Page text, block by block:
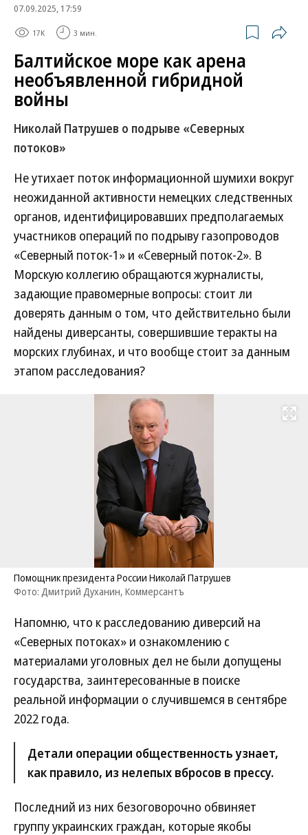
07.09.2025, 17:59
17K 3 мин.
Балтийское море как арена
необъявленной гибридной
войны
Николай Патрушев о подрыве «Северных
потоков»
Не утихает поток информационной шумихи вокруг
неожиданной активности немецких следственных
органов, идентифицировавших предполагаемых
участников операций по подрыву газопроводов
«Северный поток-1» и «Северный поток-2». В
Морскую коллегию обращаются журналисты,
задающие правомерные вопросы: стоит ли
доверять данным о том, что действительно были
найдены диверсанты, совершившие теракты на
морских глубинах, и что вообще стоит за данным
этапом расследования?
Развернуть
Помощник президента России Николай Патрушев
Фото: Дмитрий Духанин, Коммерсантъ
Напомню, что к расследованию диверсий на
«Северных потоках» и ознакомлению с
материалами уголовных дел не были допущены
государства, заинтересованные в поиске
реальной информации о случившемся в сентябре
2022 года.
Детали операции общественность узнает,
как правило, из нелепых вбросов в прессу.
Последний из них безоговорочно обвиняет
группу украинских граждан, которые якобы